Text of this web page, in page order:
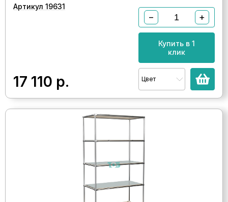
Артикул 19631
17 110 р.
− +
Купить в 1
клик
Цвет